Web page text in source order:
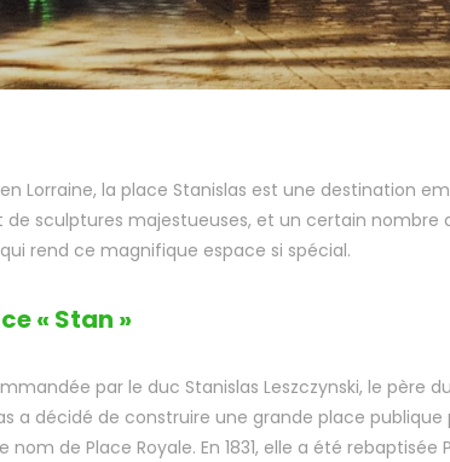
Lorraine, la place Stanislas est une destination
sculptures majestueuses, et un certain nombre
rend ce magnifique espace si spécial.
« Stan »
par le duc Stanislas Leszczynski, le père
a décidé de construire une grande place
de Place Royale. En 1831, elle a été